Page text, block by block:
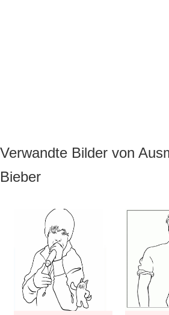
Verwandte Bilder von
Bieber